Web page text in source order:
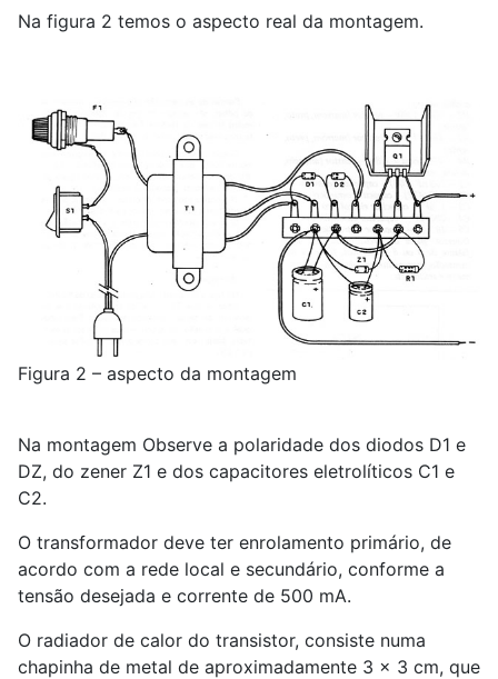
Na figura 2 temos o aspecto real da montagem.
Figura 2 – aspecto da montagem
Na montagem Observe a polaridade dos diodos D1 e
DZ, do zener Z1 e dos capacitores eletrolíticos C1 e
C2.
O transformador deve ter enrolamento primário, de
acordo com a rede local e secundário, conforme a
tensão desejada e corrente de 500 mA.
O radiador de calor do transistor, consiste numa
chapinha de metal de aproximadamente 3 x 3 cm, que